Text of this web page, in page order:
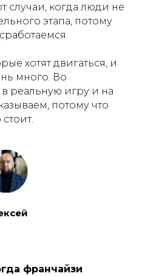
случаи, когда люди не
этапа, потому
хотят двигаться, и
много. Во
реальную игру и на
потому что
франчайзи